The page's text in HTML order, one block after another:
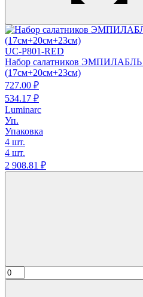
UC-P801-RED
Набор салатников
(17см+20см+23см)
727.00 ₽
534.17 ₽
Luminarc
Уп.
Упаковка
4 шт.
4 шт.
2 908.81 ₽